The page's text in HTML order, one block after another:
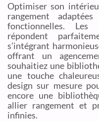
Optimiser son
rangement
fonctionnelles. Les
répondent
s’intégrant
offrant un
souhaitiez une
une touche
design sur mesure
encore une
allier rangement et
infinies.